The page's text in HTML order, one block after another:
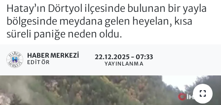
Hatay’ın Dörtyol ilçesinde bulunan bir yayla
bölgesinde meydana gelen heyelan, kısa
süreli paniğe neden oldu.
HABER MERKEZI
EDITÖR
22.12.2025 - 07:33
YAYINLANMA
Son Dakika Haberleri
Haber Arşivi